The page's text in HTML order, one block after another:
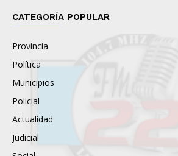
CATEGORÍA POPULAR
Provincia
Política
Municipios
Policial
Actualidad
Judicial